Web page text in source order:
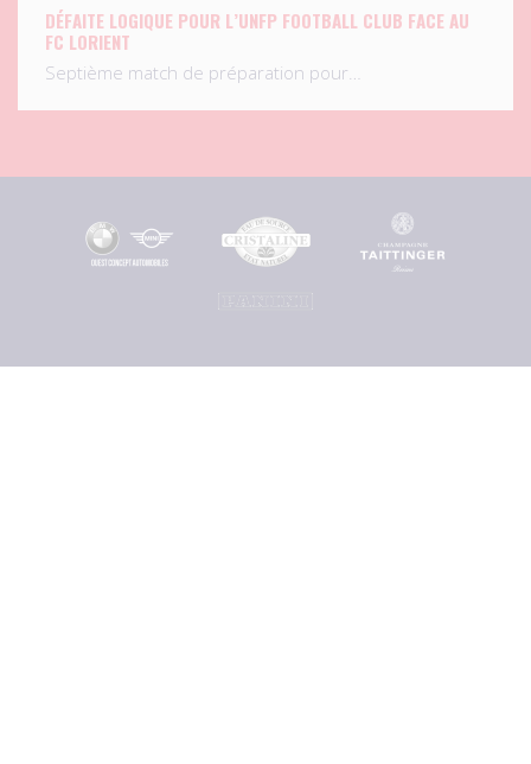
DÉFAITE LOGIQUE POUR L’UNFP FOOTBALL CLUB FACE AU
FC LORIENT
Septième match de préparation pour…